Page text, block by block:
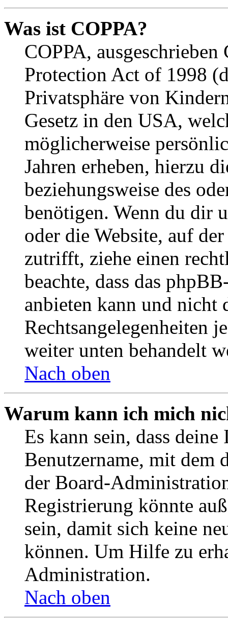
Was ist COPPA?
COPPA,
Protection Act of 1998
Privatsphäre von
Gesetz in den USA,
möglicherweise
Jahren erheben, hierzu
beziehungsweise des
benötigen. Wenn du dir
oder die Website, auf
zutrifft, ziehe einen
beachte, dass das
anbieten kann und nicht
Rechtsangelegenheiten
weiter unten behandelt
Nach oben
Warum kann ich mich
Es kann sein, dass
Benutzername, mit dem
der Board-
Registrierung könnte
sein, damit sich keine
können. Um Hilfe zu
Administration.
Nach oben